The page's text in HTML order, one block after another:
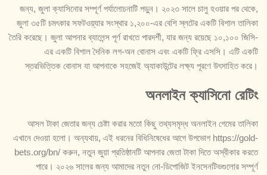
জন্য, জুলা ক্যাসিনোর সম্পূর্ণ পর্যালোচনাটি পড়ুন। ২০২৩ সালে চালু হওয়ার পর থেকে,
জুলা ৩৫টি চমৎকার সফটওয়্যার সংস্থার ১,২০০-এর বেশি স্লটের একটি বিশাল তালিকা
তৈরি করেছে। জুলা আপনার ব্যালেন্স পূর্ণ রাখতে পারদর্শী, যার জন্য রয়েছে ১০,১০০ জিসি-
এর একটি বিশাল দৈনিক লগ-অন বোনাস এবং একটি ফ্রি এসসি। এটি একটি
স্তরভিত্তিক বোনাস যা আপনাকে সহজেই অ্যাকাউন্টের লক্ষ্য পূরণে উৎসাহিত করে।
অনলাইন ক্যাসিনো রেটিং
আসল টাকা জেতার জন্য চেষ্টা করার মতো কিছু তথ্যসমৃদ্ধ অনলাইন গেমের তালিকা
এখানে দেওয়া হলো। অন্যথায়, এই ধরনের বিধিনিষেধের আগে উপভোগ https://gold-
bets.org/bn/ করুন, নতুন জুয়া প্রতিষ্ঠানটি আপনার জেতা টাকা দিতে অস্বীকার করতে
পারে। ২০২৬ সালের জন্য আমাদের নতুন নো-ডিপোজিট ইনসেনটিভগুলোর সম্পূর্ণ